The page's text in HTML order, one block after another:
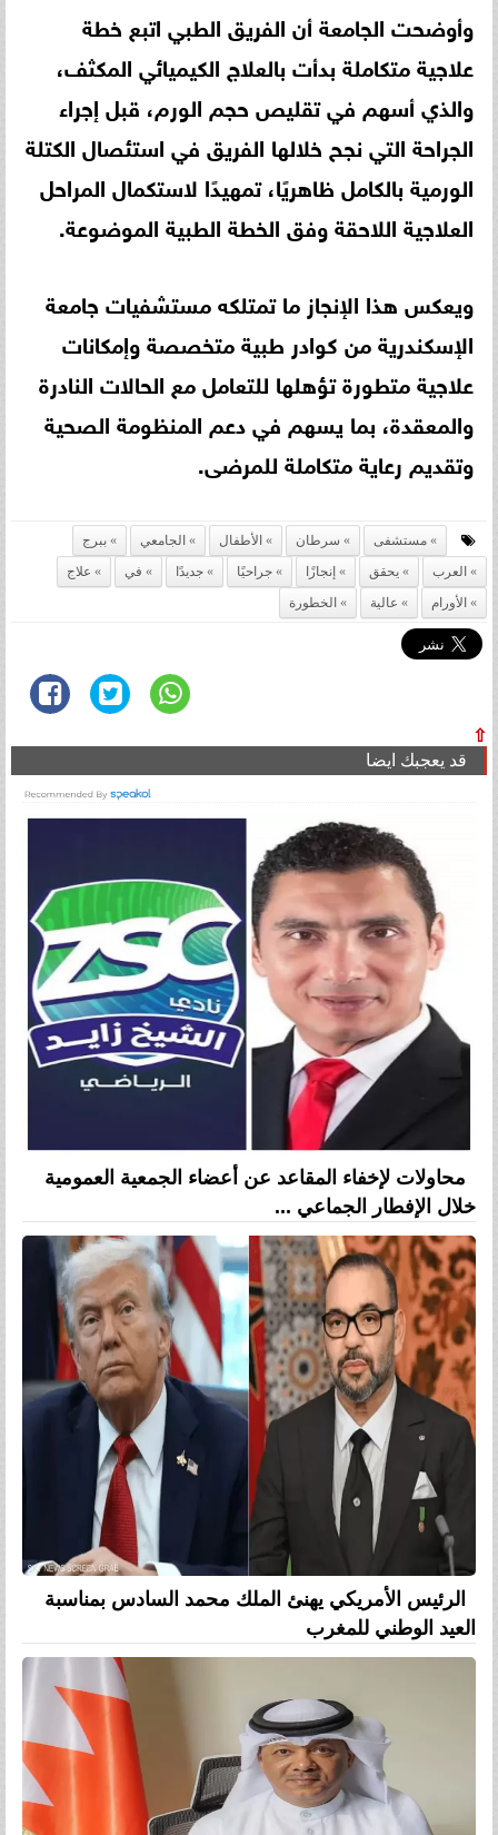
وأوضحت الجامعة أن الفريق الطبي اتبع خطة
علاجية متكاملة بدأت بالعلاج الكيميائي المكثف،
والذي أسهم في تقليص حجم الورم، قبل إجراء
الجراحة التي نجح خلالها الفريق في استئصال الكتلة
الورمية بالكامل ظاهريًا، تمهيدًا لاستكمال المراحل
العلاجية اللاحقة وفق الخطة الطبية الموضوعة.
ويعكس هذا الإنجاز ما تمتلكه مستشفيات جامعة
الإسكندرية من كوادر طبية متخصصة وإمكانات
علاجية متطورة تؤهلها للتعامل مع الحالات النادرة
والمعقدة، بما يسهم في دعم المنظومة الصحية
وتقديم رعاية متكاملة للمرضى.
مستشفى سرطان الأطفال الجامعي
ببرج
العرب
يحقق إنجازًا جراحيًا جديدًا في
علاج
الأورام
عالية الخطورة
⇧
قد يعجبك ايضا
محاولات لإخفاء المقاعد عن أعضاء الجمعية العمومية
خلال الإفطار الجماعي ...
الرئيس الأمريكي يهنئ الملك محمد السادس بمناسبة
العيد الوطني للمغرب